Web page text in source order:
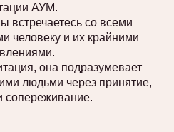
АУМ.
встречаетесь со всеми
человеку и их крайними
она подразумевает
людьми через принятие,
сопереживание.